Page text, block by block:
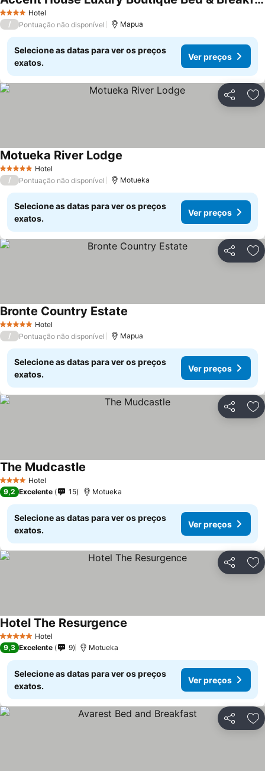
4 EstrelasHotel
/ Pontuação não disponível Mapua
Selecione as datas para ver os preços
exatos.
Ver preços
Partilhar
5 Estrelas Hotel
Motueka River Lodge
/ Pontuação não disponível Motueka
Selecione as datas para ver os preços
exatos.
Ver preços
Partilhar
5 Estrelas Hotel
Bronte Country Estate
/ Pontuação não disponível Mapua
Selecione as datas para ver os preços
exatos.
Ver preços
Partilhar
4 EstrelasHotel
The Mudcastle
9,2 Excelente 15 Motueka
Selecione as datas para ver os preços
exatos.
Ver preços
Partilhar
5 Estrelas Hotel
Hotel The Resurgence
9,3 Excelente 9 Motueka
Selecione as datas para ver os preços
exatos.
Ver preços
Partilhar